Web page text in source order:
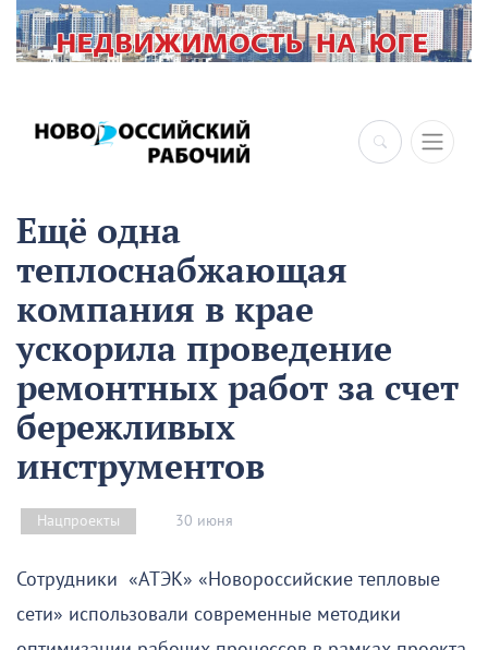
×
Ещё одна
теплоснабжающая
компания в крае
ускорила проведение
ремонтных работ за счет
бережливых
инструментов
Нацпроекты 30 июня
Сотрудники «АТЭК» «Новороссийские тепловые
сети» использовали современные методики